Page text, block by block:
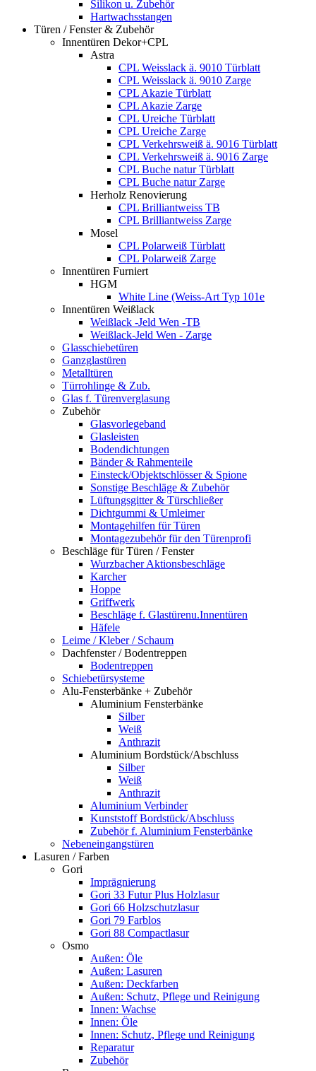
Silikon u. Zubehör
Hartwachsstangen
Türen / Fenster & Zubehör
Innentüren Dekor+CPL
Astra
CPL Weisslack ä. 9010 Türblatt
CPL Weisslack ä. 9010 Zarge
CPL Akazie Türblatt
CPL Akazie Zarge
CPL Ureiche Türblatt
CPL Ureiche Zarge
CPL Verkehrsweiß ä. 9016 Türblatt
CPL Verkehrsweiß ä. 9016 Zarge
CPL Buche natur Türblatt
CPL Buche natur Zarge
Herholz Renovierung
CPL Brilliantweiss TB
CPL Brilliantweiss Zarge
Mosel
CPL Polarweiß Türblatt
CPL Polarweiß Zarge
Innentüren Furniert
HGM
White Line (Weiss-Art Typ 101e
Innentüren Weißlack
Weißlack -Jeld Wen -TB
Weißlack-Jeld Wen - Zarge
Glasschiebetüren
Ganzglastüren
Metalltüren
Türrohlinge & Zub.
Glas f. Türenverglasung
Zubehör
Glasvorlegeband
Glasleisten
Bodendichtungen
Bänder & Rahmenteile
Einsteck/Objektschlösser & Spione
Sonstige Beschläge & Zubehör
Lüftungsgitter & Türschließer
Dichtgummi & Umleimer
Montagehilfen für Türen
Montagezubehör für den Türenprofi
Beschläge für Türen / Fenster
Wurzbacher Aktionsbeschläge
Karcher
Hoppe
Griffwerk
Beschläge f. Glastürenu.Innentüren
Häfele
Leime / Kleber / Schaum
Dachfenster / Bodentreppen
Bodentreppen
Schiebetürsysteme
Alu-Fensterbänke + Zubehör
Aluminium Fensterbänke
Silber
Weiß
Anthrazit
Aluminium Bordstück/Abschluss
Silber
Weiß
Anthrazit
Aluminium Verbinder
Kunststoff Bordstück/Abschluss
Zubehör f. Aluminium Fensterbänke
Nebeneingangstüren
Lasuren / Farben
Gori
Imprägnierung
Gori 33 Futur Plus Holzlasur
Gori 66 Holzschutzlasur
Gori 79 Farblos
Gori 88 Compactlasur
Osmo
Außen: Öle
Außen: Lasuren
Außen: Deckfarben
Außen: Schutz, Pflege und Reinigung
Innen: Wachse
Innen: Öle
Innen: Schutz, Pflege und Reinigung
Reparatur
Zubehör